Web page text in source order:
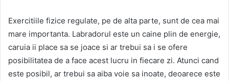
Exercitiile fizice regulate, pe de alta parte, sunt de cea mai
mare importanta. Labradorul este un caine plin de energie,
caruia ii place sa se joace si ar trebui sa i se ofere
posibilitatea de a face acest lucru in fiecare zi. Atunci cand
este posibil, ar trebui sa aiba voie sa inoate, deoarece este